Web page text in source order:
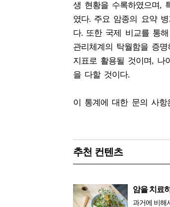
생 현황을 수록하였으며,
였다. 주요 암종의 요약
다. 또한 국제 비교를 통
관리체계의 탁월함을 증
지표로 활용될 것이며, 나
을 다할 것이다.
이 통계에 대한 문의 사항
추천 컨텐츠
암을 치료
과거에 비해